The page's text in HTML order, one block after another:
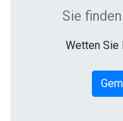
Sie
Wetten Sie